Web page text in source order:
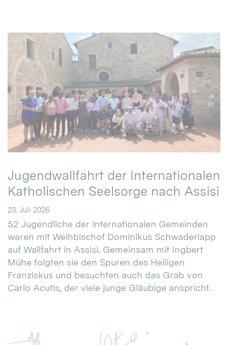
Jugendwallfahrt der Internationalen
Katholischen Seelsorge nach Assisi
23. Juli 2026
52 Jugendliche der internationalen Gemeinden
waren mit Weihbischof Dominikus Schwaderlapp
auf Wallfahrt in Assisi. Gemeinsam mit Ingbert
Mühe folgten sie den Spuren des Heiligen
Franziskus und besuchten auch das Grab von
Carlo Acutis, der viele junge Gläubige anspricht.